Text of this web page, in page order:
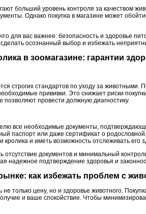
больший уровень контроля за качеством
Однако покупка в магазине может
что для вас важнее: безопасность и здоровье
осознанный выбор и избежать
в зоомагазине: гарантии
строгих стандартов по уходу за животными.
прививки. Это снижает риски
позволяют провести должную диагностику.
все необходимые документы,
паспорт или даже сертификат о
и иметь возможность отслеживать его
отсутствие документов и минимальный
надежное подтверждение здоровья и
рынке: как избежать проблем с
только цену, но и здоровье животного.
и ваше спокойствие. Чтобы